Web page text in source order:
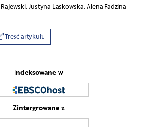
Justyna Laskowska, Alena Fadzina-
Treść artykułu
Indeksowane w
Zintergrowane z